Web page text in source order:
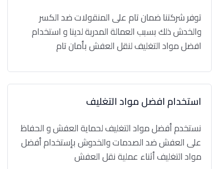
توفر شركتنا ضمان تام على المنقولات ضد الكسر
والخدش ذلك بسبب العمالة المدربة لدينا و استخدام
افضل مواد التغليف لنقل العفش بأمان تام
استخدام افضل مواد التغليف
نستخدم أفضل مواد التغليف لحماية العفش و الحفاظ
على العفش ضد الصدمات والخدوش بإستخدام أفضل
مواد التغليف أثناء عملية نقل العفش